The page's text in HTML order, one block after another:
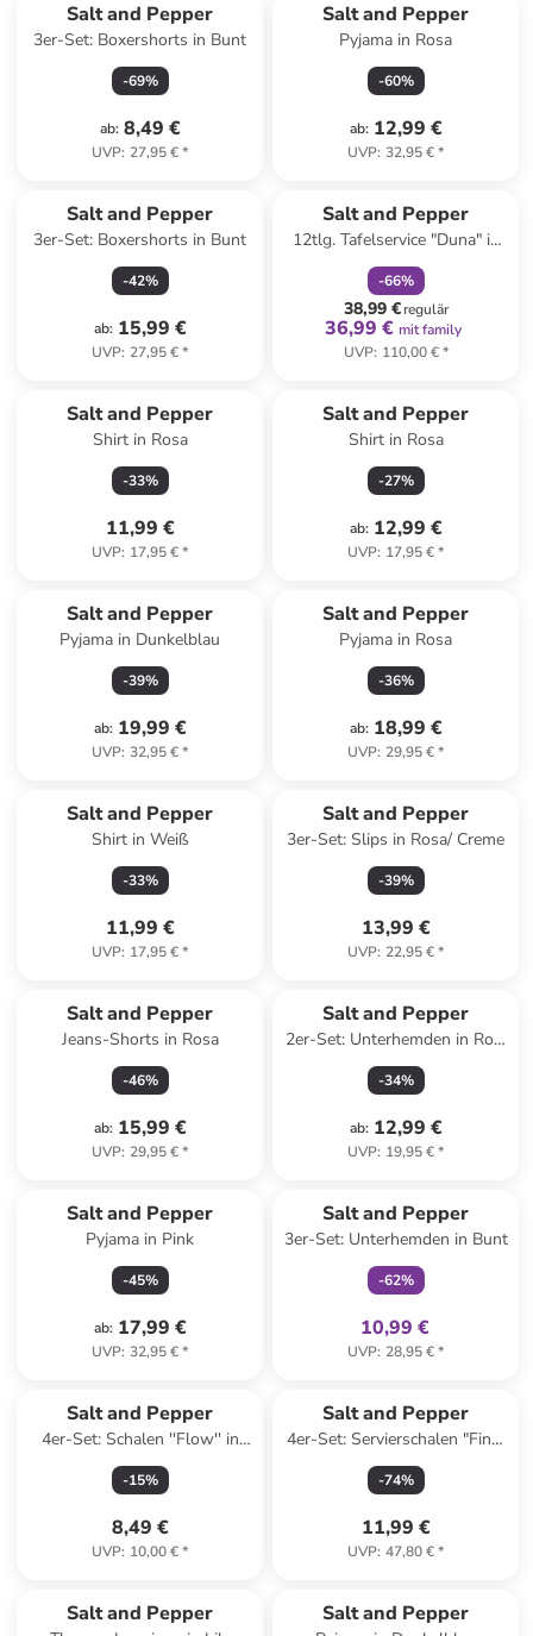
Salt and Pepper
3er-Set: Boxershorts in Bunt
-69%
ab: 8,49 €
UVP: 27,95 €*
Salt and Pepper
Pyjama in Rosa
-60%
ab: 12,99 €
UVP: 32,95 €*
Salt and Pepper
3er-Set: Boxershorts in Bunt
-42%
ab: 15,99 €
UVP: 27,95 €*
Salt and Pepper
12tlg. Tafelservice "Duna" in
Blau
-66%
38,99 €regulär
36,99 € mit family
UVP: 110,00 €*
Salt and Pepper
Shirt in Rosa
-33%
11,99 €
UVP: 17,95 €*
Salt and Pepper
Shirt in Rosa
-27%
ab: 12,99 €
UVP: 17,95 €*
Salt and Pepper
Pyjama in Dunkelblau
-39%
ab: 19,99 €
UVP: 32,95 €*
Salt and Pepper
Pyjama in Rosa
-36%
ab: 18,99 €
UVP: 29,95 €*
Salt and Pepper
Shirt in Weiß
-33%
11,99 €
UVP: 17,95 €*
Salt and Pepper
3er-Set: Slips in Rosa/ Creme
-39%
13,99 €
UVP: 22,95 €*
Salt and Pepper
Jeans-Shorts in Rosa
-46%
ab: 15,99 €
UVP: 29,95 €*
Salt and Pepper
2er-Set: Unterhemden in Rot/
Rosa
-34%
ab: 12,99 €
UVP: 19,95 €*
Salt and Pepper
Pyjama in Pink
-45%
ab: 17,99 €
UVP: 32,95 €*
Salt and Pepper
3er-Set: Unterhemden in Bunt
-62%
10,99 €
UVP: 28,95 €*
Salt and Pepper
4er-Set: Schalen ''Flow'' in
Dunkelblau/ Weiß - (H)4 x Ø
6,5 cm
-15%
8,49 €
UVP: 10,00 €*
Salt and Pepper
4er-Set: Servierschalen "Fina"
in Weiß/ Schwarz - (H)5 x Ø
20 cm
-74%
11,99 €
UVP: 47,80 €*
Salt and Pepper Salt and Pepper